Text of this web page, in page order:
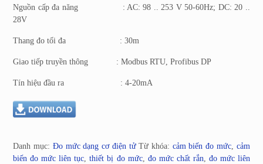
Nguồn cấp đa năng : AC: 98 .. 253 V 50-60Hz; DC: 20 ..
28V
Thang đo tối đa : 30m
Giao tiếp truyền thông : Modbus RTU, Profibus DP
Tín hiệu đầu ra : 4-20mA
Danh mục: Đo mức dạng cơ điện tử Từ khóa: cảm biến đo mức, cảm
biến đo mức liên tục,thiết bị đo mức, đo mức chất rắn, đo mức liên